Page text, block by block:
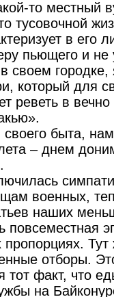
то местный
тусовочной
в его
пьющего и
своем
который для
реветь в
быта,
– днем
военных,
наших
повсеместная
пропорциях.
отборы.
тот факт, что
на